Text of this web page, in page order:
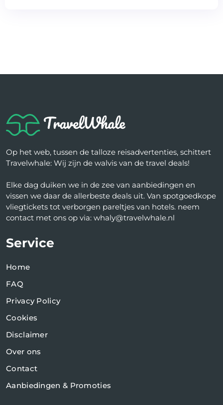
Op het web, tussen de talloze reisadvertenties, schittert
Travelwhale: Wij zijn de walvis van de travel deals!
Elke dag duiken we in de zee van aanbiedingen en
vissen we daar de allerbeste deals uit. Van spotgoedkope
vliegtickets tot verborgen pareltjes van hotels. neem
contact met ons op via: whaly@travelwhale.nl
Service
Home
FAQ
Privacy Policy
Cookies
Disclaimer
Over ons
Contact
Aanbiedingen & Promoties